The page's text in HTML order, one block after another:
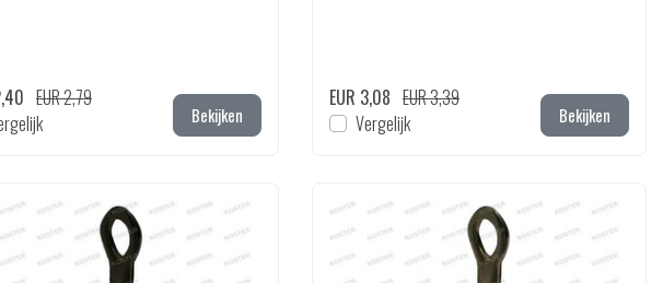
EUR 2,79
Bekijken
EUR 3,08 EUR 3,39
Vergelijk
Bekijken